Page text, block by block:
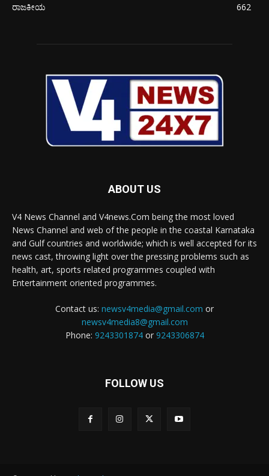
ರಾಜಕೀಯ
662
ABOUT US
V4 News Channel and V4news.Com being the most loved
News Channel and web of the people in the coastal Karnataka
and Gulf countries and worldwide; which is well accepted for its
news cast, throwing light over the pressing problems such as
health, art, sports related programmes coupled with
Entertainment oriented programmes.
Contact us: newsv4media@gmail.com or
newsv4media8@gmail.com
Phone: 9243301874or 9243306874
FOLLOW US